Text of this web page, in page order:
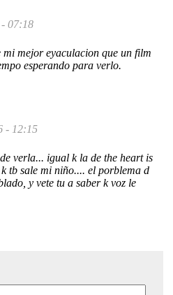
- 07:18
mi mejor eyaculacion que un film
esperando para verlo.
- 12:15
verla... igual k la de the heart is
tb sale mi niño.... el porblema d
y vete tu a saber k voz le